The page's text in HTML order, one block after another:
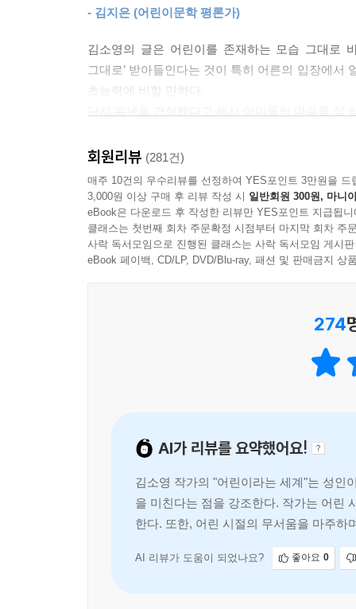
“그 말을 듣고 기분이 어땠어?”
“위로가 됐어요”라고 할 때 주이는 오른손을 가슴
린이에게는 어른들이 환경이고 세계라는 사실을
--- p.143~144
나는 예전에 ‘어린이는 어른의 길잡이’라는 말을
르치고 이끌 생각을 해야지, 어린이한테 길 안내
아닌데. 그렇게 생각했다. 그런데 어린이에게 할
서 길을 아는 게 아니라 어린이에게 무엇을 어떻
우는 일, 즉 교육은 이 세상을 살아가는 우리 모두
사회의 몫으로 돌아오고 만다.
누구나 지나온 어린 시절의 쉽게 꺼내지 못했던 이
어린이에게 무심한 어른이라도 한때는 모두 어
지금 이 순간 품고 있을 어린 마음들을 깨닫게 된다.
집이 너무 넓어서 눈을 어디에 두어야 할지 몰
들어갔다. 방에는 오로지 그 애만을 위한 침대와
그리고 곧 할머니가 간식을 ‘쟁반에 받쳐서’ 가
경험한 적도, 한번 상상해 본 적도 없는 상황이었다
못해서 할 수 없었던 말이 지금의 어린이들에게도
대신 어린이의 마음을 기억해 내고, 그 마음이 되
어린이의 말에 더 많이 귀를 기울이겠다고 다짐
말에 담지 못하는 감정과 분위기가 무엇인지 알아
다음 세대를 맞이하는 ‘남의 집 어른’의 역할
- 김지은 (어린이문학 평론가)
김소영의 글은 어린이를 존재하는 모습 그대로
그대로’ 받아들인다는 것이 특히 어른의 입장에
초능력에 비할 만하다.
호흡해야 한다. 어린이 마음의 미세한 진폭을 느
알아야 한다. 김소영은 이런 수고로운 작업을 기
명료한 언어로 이토록 재미있고 뭉클하게 들려준다.
‘김소영’이라는 렌즈로 세계를 들여다보며 우리
가장 작고 여린 마음들을 다시 꺼내 들여다보고
결국은 우리 자신을 향해 있다는 걸.
회원리뷰 (281건)
매주 10건의 우수리뷰를 선정하여 YES포인트 3만원을 드
3,000원 이상 구매 후 리뷰 작성 시 일반회원 300원, 마니
eBook은 다운로드 후 작성한 리뷰만 YES포인트 지급됩니
클래스는 첫번째 회차 주문확정 시점부터 마지막 회차 주
사락 독서모임으로 진행된 클래스는 사락 독서모임 게시
eBook 페이백, CD/LP, DVD/Blu-ray, 패션 및 판매금지 상
274
AI가 리뷰를 요약했어요!
김소영 작가의 "어린이라는 세계"는 성인
을 미친다는 점을 강조한다. 작가는 어린
한다. 또한, 어린 시절의 무서움을 마주하
AI 리뷰가 도움이 되었나요? 좋아요 0